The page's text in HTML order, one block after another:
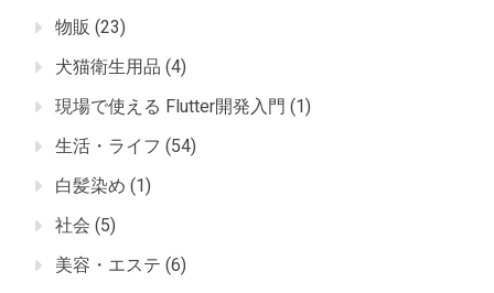
物販 (23)
犬猫衛生用品 (4)
現場で使える Flutter開発入門 (1)
生活・ライフ (54)
白髪染め (1)
社会 (5)
美容・エステ (6)